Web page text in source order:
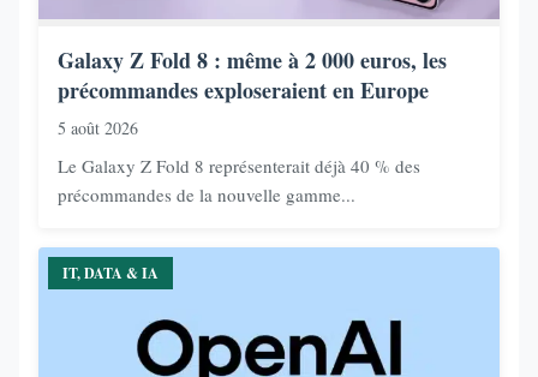
Galaxy Z Fold 8 : même à 2 000 euros, les
précommandes exploseraient en Europe
5 août 2026
Le Galaxy Z Fold 8 représenterait déjà 40 % des
précommandes de la nouvelle gamme...
IT, DATA & IA